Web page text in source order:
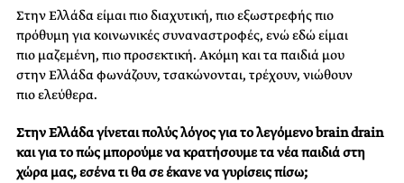
Στην Ελλάδα είμαι πιο διαχυτική, πιο εξωστρεφής πιο
πρόθυμη για κοινωνικές συναναστροφές, ​ενώεδώ είμαι
πιο μαζεμένη, πιοπροσεκτική​. Ακόμη και τα παιδιά μου
στηνΕλλάδα φωνάζουν, τσακ​ώ​νονται​, τρέχουν, νιώθουν
πιοελεύθερα.​
Στην Ελλάδα γίνεται πολύς λόγος για το λεγόμενο brain drain
και για το πώς μπορούμε να κρατήσουμε τα νέα παιδιά στη
χώρα μας, εσένα τι θα σε έκανε να γυρίσεις πίσω;